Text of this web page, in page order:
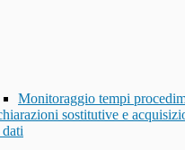
Monitoraggio tempi
sostitutive e